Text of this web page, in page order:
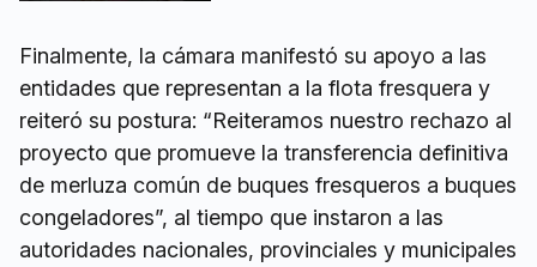
Finalmente, la cámara manifestó su apoyo a las
entidades que representan a la flota fresquera y
reiteró su postura: “Reiteramos nuestro rechazo al
proyecto que promueve la transferencia definitiva
de merluza común de buques fresqueros a buques
congeladores”, al tiempo que instaron a las
autoridades nacionales, provinciales y municipales